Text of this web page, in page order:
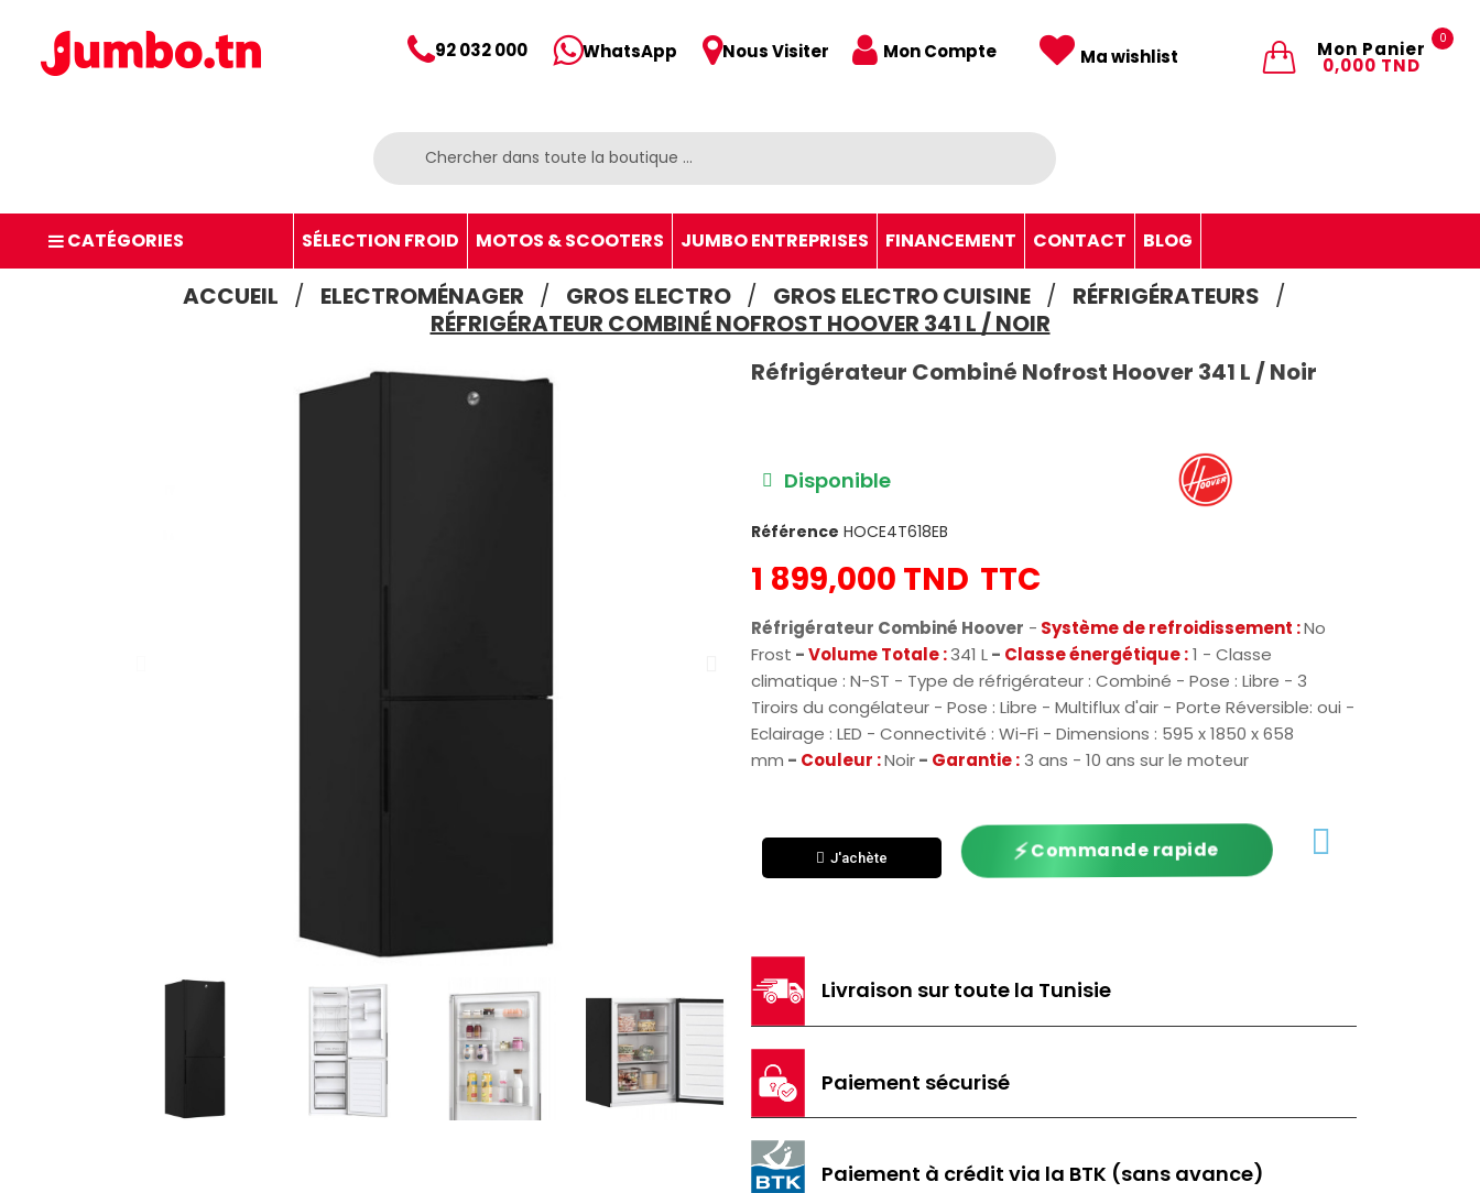
92 032 000 WhatsApp Nous Visiter
0
Mon Panier
0,000 TND
Mon Compte Ma wishlist
CATÉGORIES SÉLECTION FROID MOTOS & SCOOTERS JUMBO ENTREPRISES FINANCEMENT CONTACT BLOG
ACCUEIL ELECTROMÉNAGER GROS ELECTRO GROS ELECTRO CUISINE
RÉFRIGÉRATEURS
RÉFRIGÉRATEUR COMBINÉ NOFROST HOOVER 341 L / NOIR
Réfrigérateur Combiné Nofrost Hoover 341 L / Noir
Disponible
Référence HOCE4T618EB
1 899,000 TND TTC
Réfrigérateur Combiné Hoover - Système de refroidissement :No
Frost -Volume Totale :341 L- Classe énergétique :1 - Classe
climatique : N-ST - Type de réfrigérateur : Combiné - Pose : Libre - 3
Tiroirs du congélateur - Pose : Libre - Multiflux d'air - Porte Réversible: oui -
Eclairage : LED - Connectivité : Wi-Fi - Dimensions : 595 x 1850 x 658
mm - Couleur :Noir- Garantie :3 ans - 10 ans sur le moteur
J'achète ⚡Commande rapide
Livraison sur toute la Tunisie
Paiement sécurisé
Paiement à crédit via la BTK (sans avance)